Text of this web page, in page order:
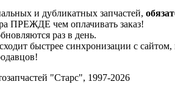
и дубликатных запчастей,
ПРЕЖДЕ чем оплачивать заказ!
раз в день.
быстрее синхронизации с
"Старс", 1997-2026